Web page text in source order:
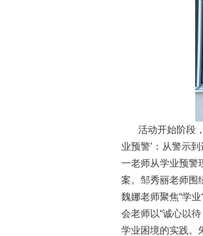
活动开始阶段
业预警’：从警示
一老师从学业预警
案。邹秀丽老师围
魏娜老师聚焦“学
会老师以“诚心以
学业困境的实践。